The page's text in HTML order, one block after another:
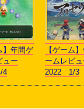
】年間ゲ
ュー
4
【ゲーム
ームレビュ
2022 1/3